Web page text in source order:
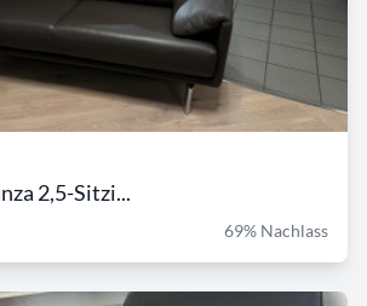
2,5-Sitzi...
69% Nachlass